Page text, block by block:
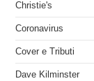
Christie's
Coronavirus
Cover e Tributi
Dave Kilminster